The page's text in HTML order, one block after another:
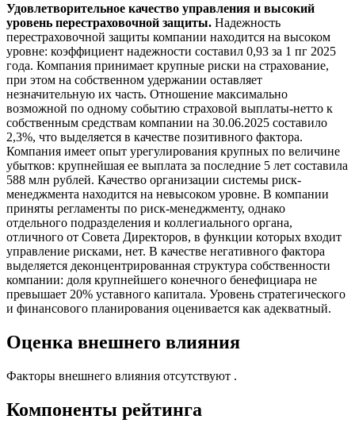
Удовлетворительное качество управления и высокий
уровень перестраховочной защиты. Надежность
перестраховочной защиты компании находится на высоком
уровне: коэффициент надежности составил 0,93 за 1 пг 2025
года. Компания принимает крупные риски на страхование,
при этом на собственном удержании оставляет
незначительную их часть. Отношение максимально
возможной по одному событию страховой выплаты-нетто к
собственным средствам компании на 30.06.2025 составило
2,3%, что выделяется в качестве позитивного фактора.
Компания имеет опыт урегулирования крупных по величине
убытков: крупнейшая ее выплата за последние 5 лет составила
588 млн рублей. Качество организации системы риск-
менеджмента находится на невысоком уровне. В компании
приняты регламенты по риск-менеджменту, однако
отдельного подразделения и коллегиального органа,
отличного от Совета Директоров, в функции которых входит
управление рисками, нет. В качестве негативного фактора
выделяется деконцентрированная структура собственности
компании: доля крупнейшего конечного бенефициара не
превышает 20% уставного капитала. Уровень стратегического
и финансового планирования оценивается как адекватный.
Оценка внешнего влияния
Факторы внешнего влияния отсутствуют .
Компоненты рейтинга